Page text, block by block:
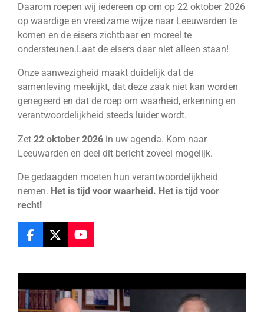
Daarom roepen wij iedereen op om op 22 oktober 2026
op waardige en vreedzame wijze naar Leeuwarden te
komen en de eisers zichtbaar en moreel te
ondersteunen.Laat de eisers daar niet alleen staan!
Onze aanwezigheid maakt duidelijk dat de
samenleving meekijkt, dat deze zaak niet kan worden
genegeerd en dat de roep om waarheid, erkenning en
verantwoordelijkheid steeds luider wordt.
Zet 22 oktober 2026 in uw agenda. Kom naar
Leeuwarden en deel dit bericht zoveel mogelijk.
De gedaagden moeten hun verantwoordelijkheid
nemen. Het is tijd voor waarheid. Het is tijd voor
recht!
F
a
e
o
o
X
Y
o
T
e